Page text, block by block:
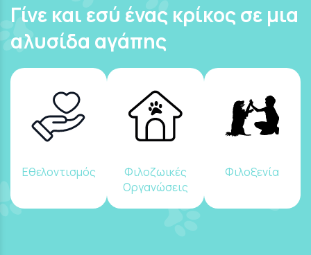
Γίνε και εσύ ένας κρίκος σε μια
αλυσίδα αγάπης
Εθελοντισμός
Φιλοζωικές
Οργανώσεις
Φιλοξενία